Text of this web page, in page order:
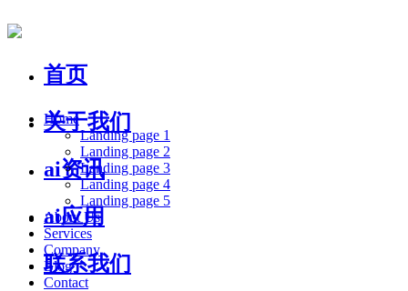
首页
关于我们
ai资讯
ai应用
联系我们
Home
Landing page 1
Landing page 2
Landing page 3
Landing page 4
Landing page 5
About Us
Services
Company
Blog
Contact